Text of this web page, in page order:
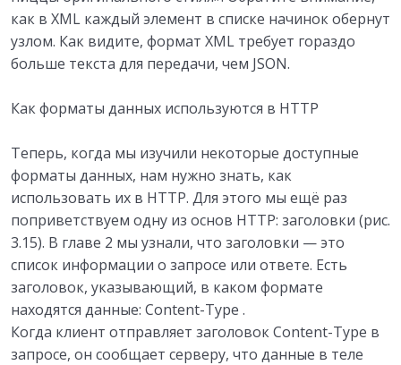
как в XML каждый элемент в списке начинок обернут
узлом. Как видите, формат XML требует гораздо
больше текста для передачи, чем JSON.
Как форматы данных используются в HTTP
Теперь, когда мы изучили некоторые доступные
форматы данных, нам нужно знать, как
использовать их в HTTP. Для этого мы ещё раз
поприветствуем одну из основ HTTP: заголовки (рис.
3.15). В главе 2 мы узнали, что заголовки — это
список информации о запросе или ответе. Есть
заголовок, указывающий, в каком формате
находятся данные: Content-Type .
Когда клиент отправляет заголовок Content-Type в
запросе, он сообщает серверу, что данные в теле